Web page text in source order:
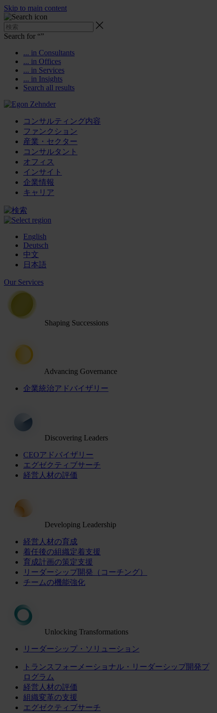
Skip to main content
Search for “”
... in Consultants
... in Offices
... in Services
... in Insights
Search all results
コンサルティング内容
ファンクション
産業・セクター
コンサルタント
オフィス
インサイト
企業情報
キャリア
English
Deutsch
中文
日本語
Our Services
Shaping Successions
Advancing Governance
企業統治アドバイザリー
Discovering Leaders
CEOアドバイザリー
エグゼクティブサーチ
経営人材の評価
Developing Leadership
経営人材の育成
着任後の組織定着支援
育成計画の策定支援
リーダーシップ開発（コーチング）
チームの機能強化
Unlocking Transformations
リーダーシップ・ソリューション
トランスフォーメーショナル・リーダーシップ開発プ
ログラム
経営人材の評価
組織変革の支援
エグゼクティブサーチ